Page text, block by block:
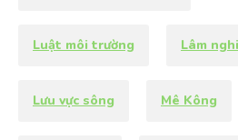
Luật môi trường Lâm
Lưu vực sông Mê Kông